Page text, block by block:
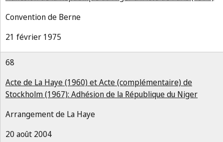
Convention de Berne
21 février 1975
68
Acte de La Haye (1960) et Acte (complémentaire) de
Stockholm (1967): Adhésion de la République du Niger
Arrangement de La Haye
20 août 2004